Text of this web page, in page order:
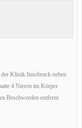
der Klinik Innsbruck neben
4 Nieren im Körper
Beschwerden entfernt